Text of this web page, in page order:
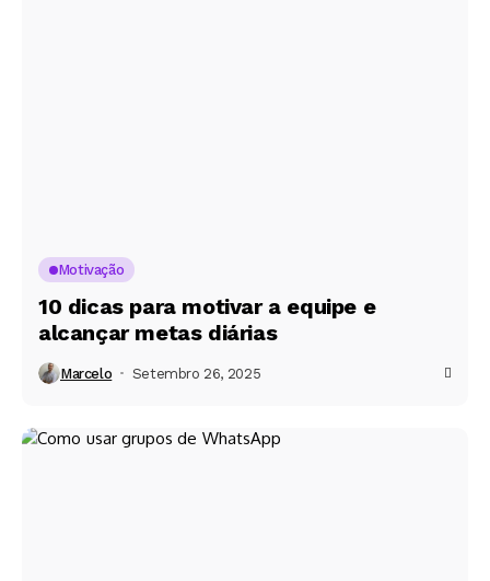
Motivação
10 dicas para motivar a equipe e
alcançar metas diárias
Marcelo Setembro 26, 2025